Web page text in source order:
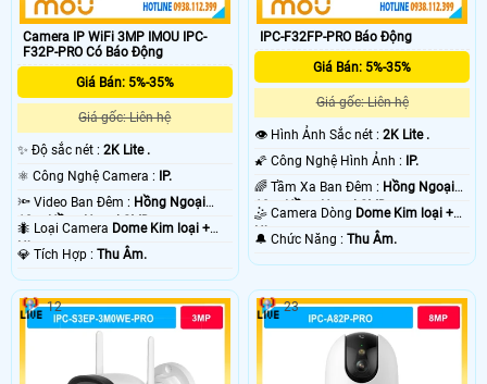
Camera IP WiFi 3MP IMOU IPC-
F32P-PRO Có Báo Động
Giá Bán: 5%-35%
Giá gốc: Liên hệ
✨ Độ sắc nét : 2K Lite .
⚛️ Công Nghệ Camera : IP.
🔦 Video Ban Đêm : Hồng Ngoại
10m Hồng Ngoại SMD.
🐜 Loại Camera Dome Kim loại +
Nhựa.
️💎 Tích Hợp : Thu Âm.
IPC-F32FP-PRO Báo Động
Giá Bán: 5%-35%
Giá gốc: Liên hệ
👁 Hình Ảnh Sắc nét :2K Lite .
🌠 Công Nghệ Hình Ảnh : IP.
🌈 Tầm Xa Ban Đêm : Hồng Ngoại
10m Hồng Ngoại SMD.
🤹 Camera Dòng Dome Kim loại +
Nhựa.
️🔔 Chức Năng :Thu Âm.
12 23